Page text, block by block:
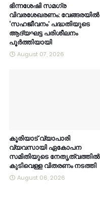
ഭിന്നശേഷി സമഗ്ര
വിവരശേഖരണം: വേങ്ങരയിൽ
‘സഹജീവനം’ പദ്ധതിയുടെ
ആദ്യഘട്ട പരിശീലനം
പൂർത്തിയായി
August 07, 2026
കൂരിയാട് വ്യാപാരി
വ്യവസായി ഏകോപന
സമിതിയുടെ നേതൃത്വത്തിൽ
കുടിവെള്ള വിതരണം നടത്തി
August 06, 2026